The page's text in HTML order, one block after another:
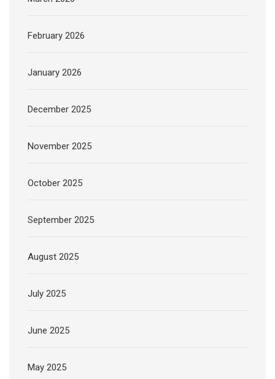
February 2026
January 2026
December 2025
November 2025
October 2025
September 2025
August 2025
July 2025
June 2025
May 2025